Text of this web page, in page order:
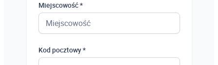
Miejscowość *
Kod pocztowy *